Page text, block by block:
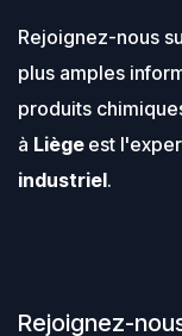
Rejoignez-nous
plus amples
produits
à Liège est
industriel.
Rejoignez-